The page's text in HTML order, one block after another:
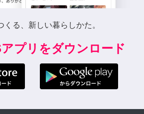
くる、新しい暮らしかた。
プリをダウンロード